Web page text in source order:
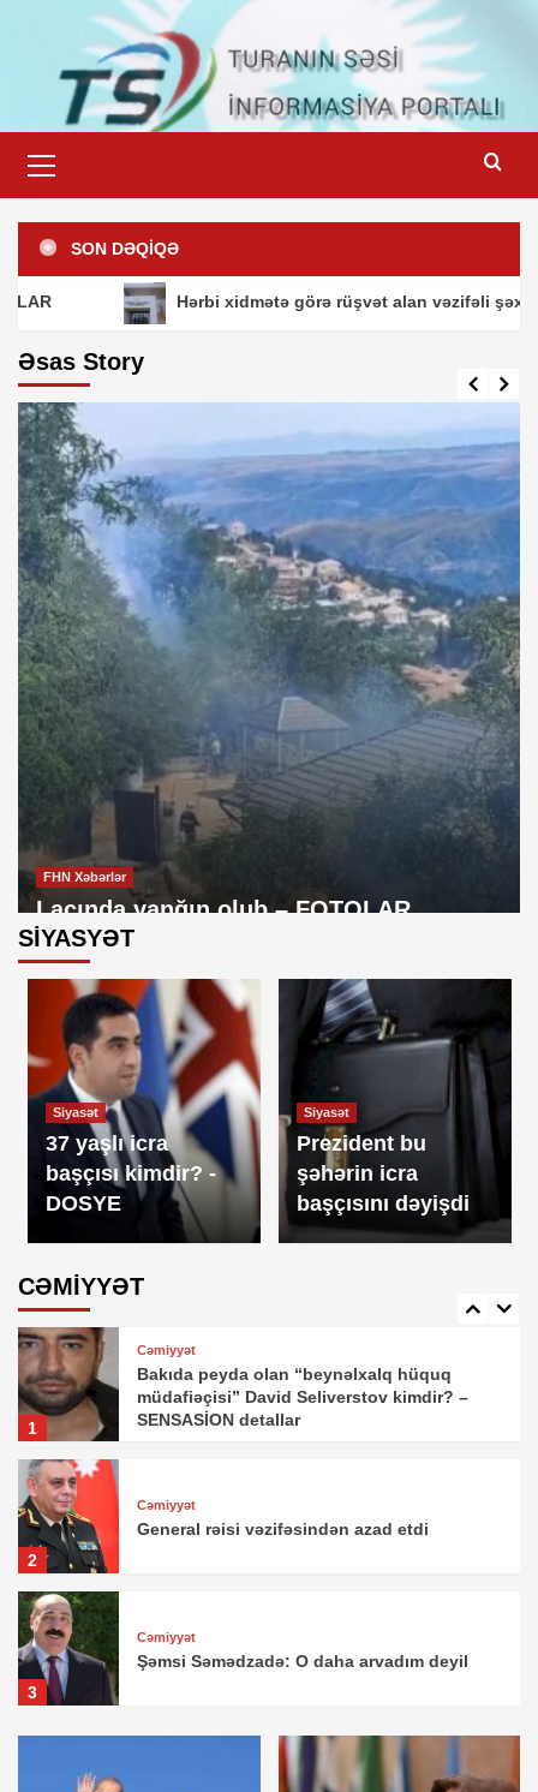
content
Menu
SON DƏQİQƏ
Hərbi xidmətə görə rüşvət alan vəzifəli şəxslərin
Əsas Story
FHN Xəbərlər
Laçında yanğın olub – FOTOLAR
SİYASYƏT
Siyasət
37 yaşlı icra
başçısı kimdir? -
DOSYE
Siyasət
Prezident bu
şəhərin icra
başçısını dəyişdi
CƏMİYYƏT
Cəmiyyət
Şəmsi Səmədzadə: O daha arvadım deyil
Cəmiyyət
Baş nazirdən avtobuslarda gediş haqqı ilə
bağlı VACİB QƏRAR
5
Cəmiyyət
1
Cəmiyyət
Bakıda peyda olan “beynəlxalq hüquq
müdafiəçisi” David Seliverstov kimdir? –
SENSASİON detallar
2
Cəmiyyət
General rəisi vəzifəsindən azad etdi
3
Cəmiyyət
Şəmsi Səmədzadə: O daha arvadım deyil
Baş nazirdən avtobuslarda gediş haqqı ilə